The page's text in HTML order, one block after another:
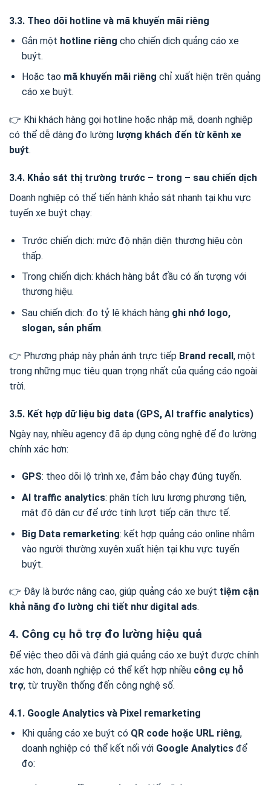
3.3. Theo dõi hotline và mã khuyến mãi riêng
Gắn một hotline riêng cho chiến dịch quảng cáo xe
buýt.
Hoặc tạo mã khuyến mãi riêng chỉ xuất hiện trên quảng
cáo xe buýt.
👉 Khi khách hàng gọi hotline hoặc nhập mã, doanh nghiệp
có thể dễ dàng đo lường lượng khách đến từ kênh xe
buýt.
3.4. Khảo sát thị trường trước – trong – sau chiến dịch
Doanh nghiệp có thể tiến hành khảo sát nhanh tại khu vực
tuyến xe buýt chạy:
Trước chiến dịch: mức độ nhận diện thương hiệu còn
thấp.
Trong chiến dịch: khách hàng bắt đầu có ấn tượng với
thương hiệu.
Sau chiến dịch: đo tỷ lệ khách hàng ghi nhớ logo,
slogan, sản phẩm.
👉 Phương pháp này phản ánh trực tiếp Brand recall, một
trong những mục tiêu quan trọng nhất của quảng cáo ngoài
trời.
3.5. Kết hợp dữ liệu big data (GPS, AI traffic analytics)
Ngày nay, nhiều agency đã áp dụng công nghệ để đo lường
chính xác hơn:
GPS: theo dõi lộ trình xe, đảm bảo chạy đúng tuyến.
AI traffic analytics: phân tích lưu lượng phương tiện,
mật độ dân cư để ước tính lượt tiếp cận thực tế.
Big Data remarketing: kết hợp quảng cáo online nhắm
vào người thường xuyên xuất hiện tại khu vực tuyến
buýt.
👉 Đây là bước nâng cao, giúp quảng cáo xe buýt tiệm cận
khả năng đo lường chi tiết như digital ads.
4. Công cụ hỗ trợ đo lường hiệu quả
Để việc theo dõi và đánh giá quảng cáo xe buýt được chính
xác hơn, doanh nghiệp có thể kết hợp nhiều công cụ hỗ
trợ, từ truyền thống đến công nghệ số.
4.1. Google Analytics và Pixel remarketing
Khi quảng cáo xe buýt có QR code hoặc URL riêng,
doanh nghiệp có thể kết nối với Google Analyticsđể
đo: